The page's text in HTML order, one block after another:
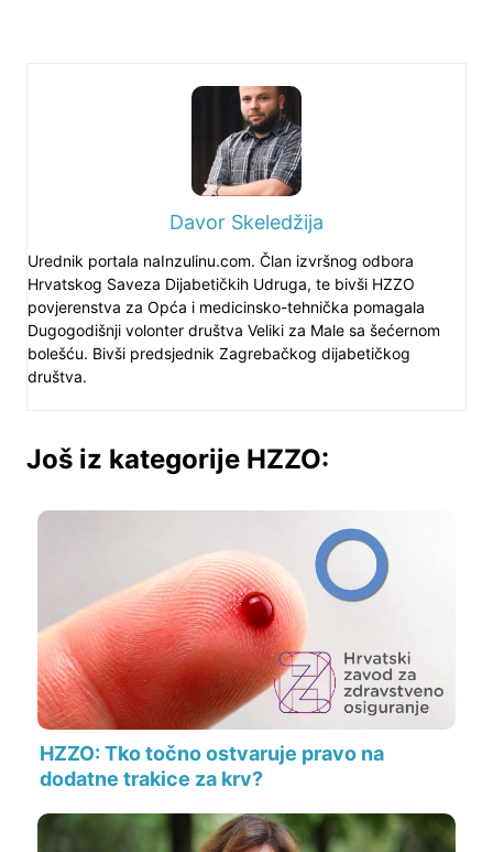
Davor Skeledžija
Urednik portala naInzulinu.com. Član izvršnog odbora
Hrvatskog Saveza Dijabetičkih Udruga, te bivši HZZO
povjerenstva za Opća i medicinsko-tehnička pomagala
Dugogodišnji volonter društva Veliki za Male sa šećernom
bolešću. Bivši predsjednik Zagrebačkog dijabetičkog
društva.
Još iz kategorije HZZO:
HZZO: Tko točno ostvaruje pravo na
dodatne trakice za krv?